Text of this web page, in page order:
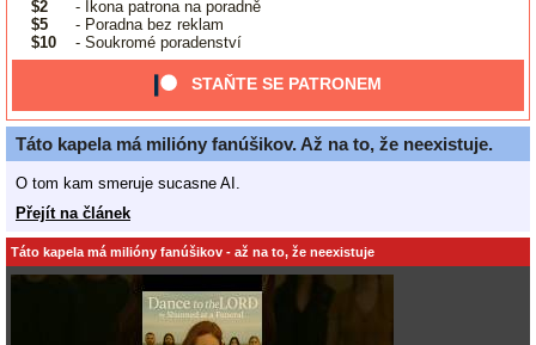
$2
- Ikona patrona na poradně
$5
- Poradna bez reklam
$10
- Soukromé poradenství
STAŇTE SE PATRONEM
Táto kapela má milióny fanúšikov. Až na to, že neexistuje.
O tom kam smeruje sucasne AI.
Přejít na článek
Táto kapela má milióny fanúšikov - až na to, že neexistuje